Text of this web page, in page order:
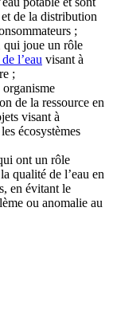
de la distribution
;
qui joue un rôle
l’eau visant à
;
organisme
de la ressource en
visant à
écosystèmes
ont un rôle
qualité de l’eau en
en évitant le
ou anomalie au